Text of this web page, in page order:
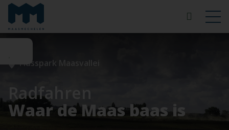
Flusspark Maasvallei
Radfahren
Waar de Maas baas is